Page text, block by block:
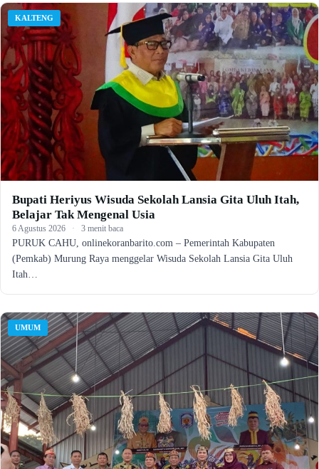
KALTENG
Bupati Heriyus Wisuda Sekolah Lansia Gita Uluh Itah,
Belajar Tak Mengenal Usia
6 Agustus 2026 · 3 menit baca
PURUK CAHU, onlinekoranbarito.com – Pemerintah Kabupaten
(Pemkab) Murung Raya menggelar Wisuda Sekolah Lansia Gita Uluh
Itah…
UMUM